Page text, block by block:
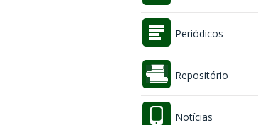
Periódicos
Repositório
Notícias